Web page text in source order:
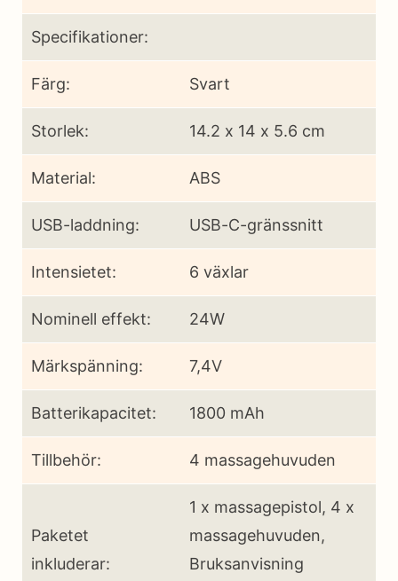
Specifikationer:
Färg: Svart
Storlek: 14.2 x 14 x 5.6 cm
Material: ABS
USB-laddning: USB-C-gränssnitt
Intensietet: 6 växlar
Nominell effekt: 24W
Märkspänning: 7,4V
Batterikapacitet: 1800 mAh
Tillbehör: 4 massagehuvuden
Paketet
inkluderar:
1 x massagepistol, 4 x
massagehuvuden,
Bruksanvisning